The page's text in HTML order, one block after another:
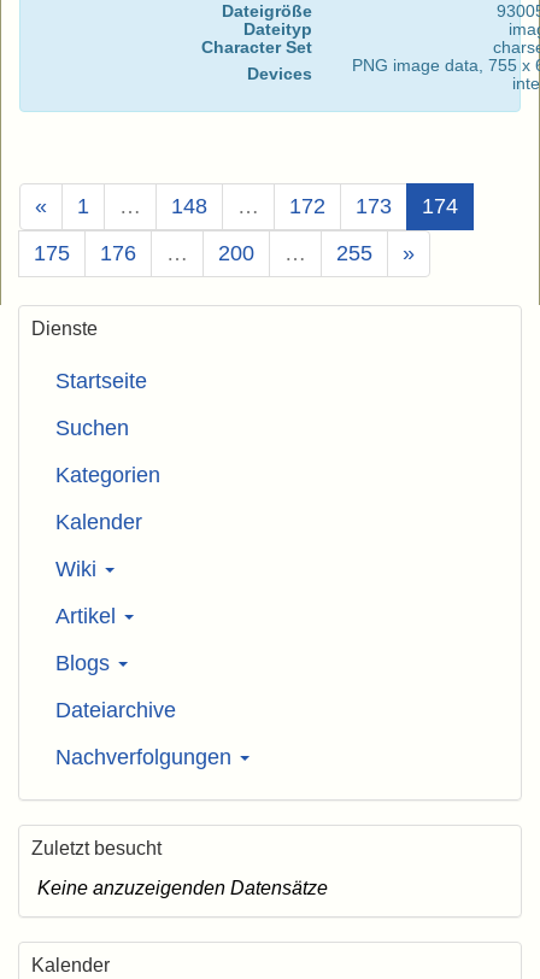
Dateigröße
Dateityp
Character Set
Devices
PNG image data, 755 x
« 1 … 148 … 172 173 174(Aktuell)
175
176 … 200 … 255 »
Dienste
Startseite
Suchen
Kategorien
Kalender
Wiki
Artikel
Blogs
Dateiarchive
Nachverfolgungen
Zuletzt besucht
Keine anzuzeigenden Datensätze
Kalender